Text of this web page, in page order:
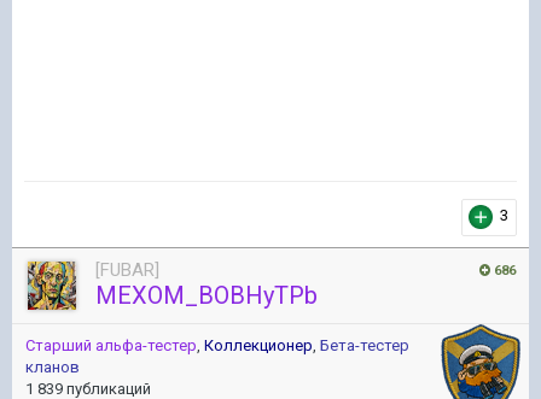
3
686
[FUBAR]
MEXOM_BOBHyTPb
Старший альфа-тестер Коллекционер Бета-тестер
кланов
1 839 публикаций